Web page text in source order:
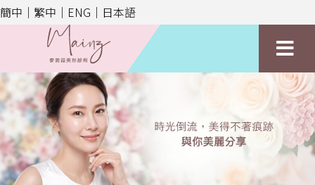
簡中｜ 繁中｜ ENG｜ 日本語